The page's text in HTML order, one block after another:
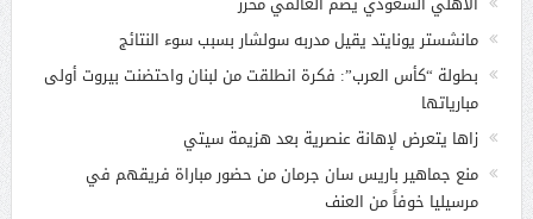
مانشستر يونايتد يقيل مدربه سولشار بسبب سوء النتائج
بطولة “كأس العرب”: فكرة انطلقت من لبنان واحتضنت بيروت أولى
مبارياتها
زاها يتعرض لإهانة عنصرية بعد هزيمة سيتي
منع جماهير باريس سان جرمان من حضور مباراة فريقهم في
مرسيليا خوفاً من العنف